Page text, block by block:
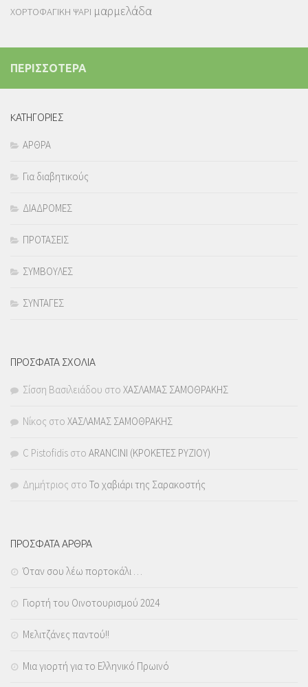
ΧΟΡΤΟΦΑΓΙΚΗ ΨΑΡΙ μαρμελάδα
ΠΕΡΙΣΣΟΤΕΡΑ
KΑΤΗΓΟΡΙΕΣ
ΑΡΘΡΑ
Για διαβητικούς
ΔΙΑΔΡΟΜΕΣ
ΠΡΟΤΑΣΕΙΣ
ΣΥΜΒΟΥΛΕΣ
ΣΥΝΤΑΓΕΣ
ΠΡΟΣΦΑΤΑ ΣΧΟΛΙΑ
Σίσση Βασιλειάδου στο ΧΑΣΛΑΜΑΣ ΣΑΜΟΘΡΑΚΗΣ
Νίκος στο ΧΑΣΛΑΜΑΣ ΣΑΜΟΘΡΑΚΗΣ
C Pistofidis στο ARANCINI (ΚΡΟΚΕΤΕΣ ΡΥΖΙΟΥ)
Δημήτριος στο Το χαβιάρι της Σαρακοστής
ΠΡΟΣΦΑΤΑ ΑΡΘΡΑ
Όταν σου λέω πορτοκάλι …
Γιορτή του Οινοτουρισμού 2024
Μελιτζάνες παντού!!
Μια γιορτή για το Ελληνικό Πρωινό